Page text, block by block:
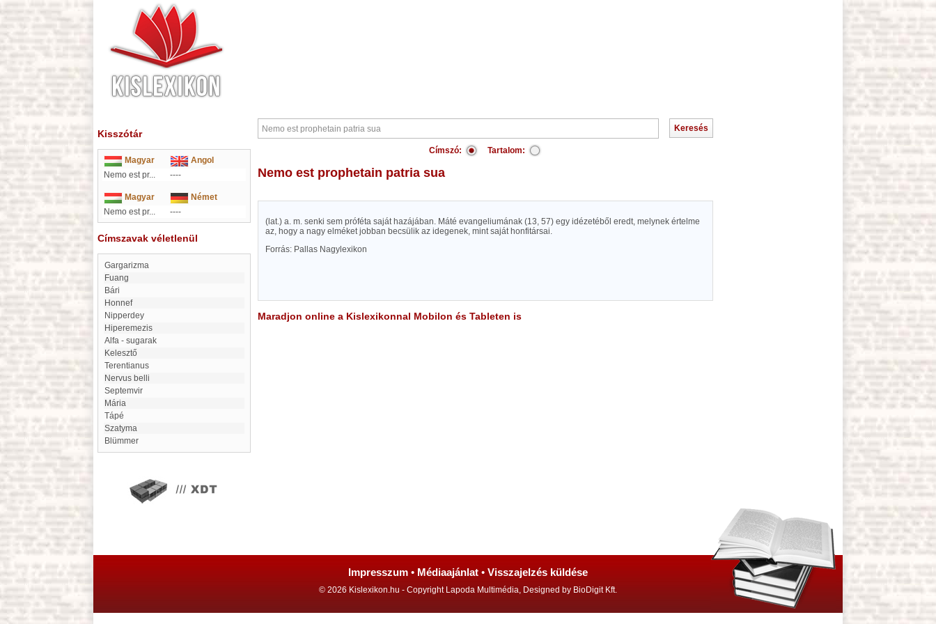
Kisszótár
Magyar
Angol
Nemo est pr...
----
Magyar
Német
Nemo est pr...
----
Címszavak véletlenül
Gargarizma
Fuang
Bári
Honnef
Nipperdey
Hiperemezis
alfa - sugarak
Kelesztő
Terentianus
Nervus belli
Septemvir
Mária
Tápé
Szatyma
Blümmer
Címszó: Tartalom:
Nemo est prophetain patria sua
(lat.) a. m. senki sem próféta saját hazájában. Máté evangeliumának (13, 57) egy idézetéből eredt, melynek értelme
az, hogy a nagy elméket jobban becsülik az idegenek, mint saját honfitársai.
Forrás: Pallas Nagylexikon
Maradjon online a Kislexikonnal Mobilon és Tableten is
Impresszum • Médiaajánlat • Visszajelzés küldése
© 2026 Kislexikon.hu - Copyright Lapoda Multimédia, Designed by BioDigit Kft.